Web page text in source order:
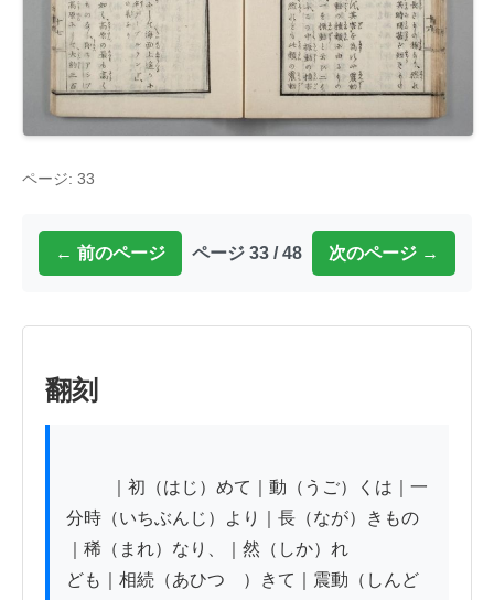
ページ: 33
← 前のページ ページ 33 / 48 次のページ →
翻刻
分時（いちぶんじ）より｜長（なが）きもの
｜稀（まれ）なり、｜然（しか）れ
ども｜相続（あひつゞ）きて｜震動（しんど